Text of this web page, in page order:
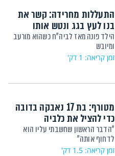
התעללות מחרידה: קשר את
בנו לעץ בגג ונטש אותו
הילד פונה מאז לביה"ח כשהוא מורעב
ומיובש
זמן קריאה: 1 דק'
מטורף: בת 17 נאבקה בדובה
כדי להציל את כלביה
"הדבר הראשון שחשבתי עליו הוא
לדחוף אותה"
זמן קריאה: 1.5 דק'